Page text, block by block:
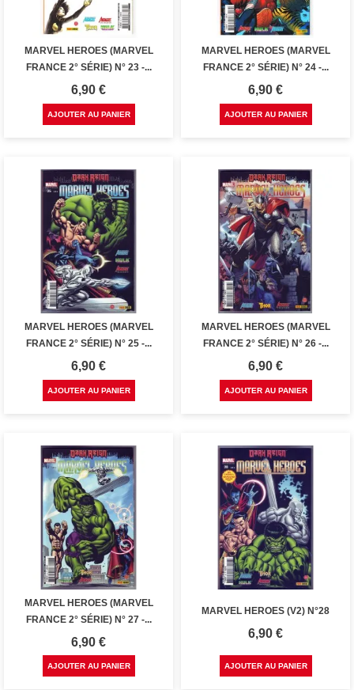
MARVEL HEROES (MARVEL
FRANCE 2° SÉRIE) N° 23 -...
Prix
6,90 €
AJOUTER AU PANIER
MARVEL HEROES (MARVEL
FRANCE 2° SÉRIE) N° 24 -...
Prix
6,90 €
AJOUTER AU PANIER
MARVEL HEROES (MARVEL
FRANCE 2° SÉRIE) N° 25 -...
Prix
6,90 €
AJOUTER AU PANIER
MARVEL HEROES (MARVEL
FRANCE 2° SÉRIE) N° 26 -...
Prix
6,90 €
AJOUTER AU PANIER
MARVEL HEROES (MARVEL
FRANCE 2° SÉRIE) N° 27 -...
Prix
6,90 €
AJOUTER AU PANIER
MARVEL HEROES (V2) N°28
Prix
6,90 €
AJOUTER AU PANIER